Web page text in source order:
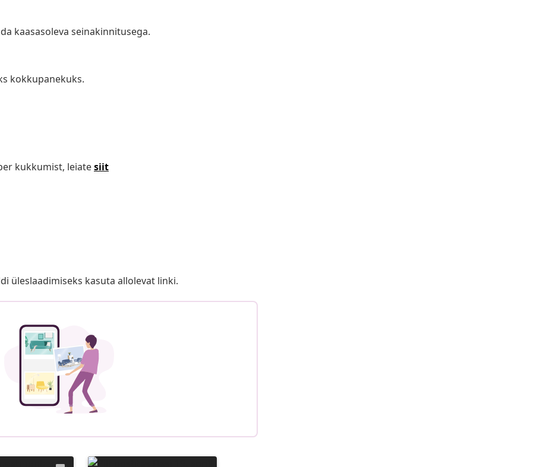
kaasasoleva seinakinnitusega.
kokkupanekuks.
kukkumist, leiatesiit
üleslaadimiseks kasuta allolevat linki.